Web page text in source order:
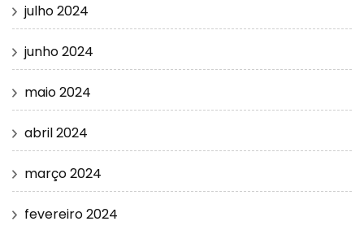
julho 2024
junho 2024
maio 2024
abril 2024
março 2024
fevereiro 2024